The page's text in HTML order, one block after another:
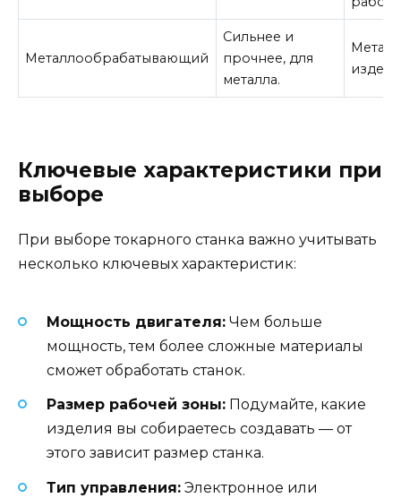
Металлообрабатывающий
Сильнее и
прочнее, для
металла.
Ключевые характеристики при
выборе
При выборе токарного станка важно учитывать
несколько ключевых характеристик:
Мощность двигателя: Чем больше
мощность, тем более сложные материалы
сможет обработать станок.
Размер рабочей зоны: Подумайте, какие
изделия вы собираетесь создавать — от
этого зависит размер станка.
Тип управления: Электронное или